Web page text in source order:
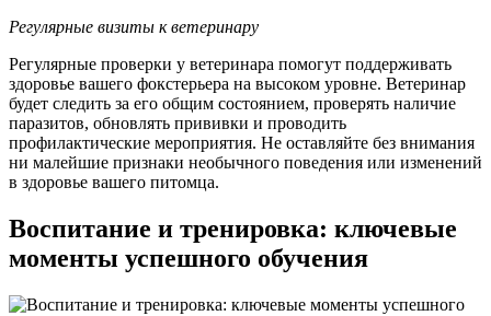
Регулярные визиты к ветеринару
Регулярные проверки у ветеринара помогут поддерживать
здоровье вашего фокстерьера на высоком уровне. Ветеринар
будет следить за его общим состоянием, проверять наличие
паразитов, обновлять прививки и проводить
профилактические мероприятия. Не оставляйте без внимания
ни малейшие признаки необычного поведения или изменений
в здоровье вашего питомца.
Воспитание и тренировка: ключевые
моменты успешного обучения